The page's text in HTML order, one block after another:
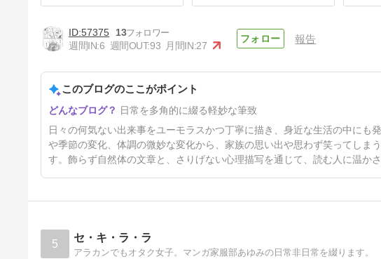
普通の日記～ちょっとずつ仕事
再開～
14日前
57375
13
週間IN:6 週間OUT:93 月間IN:27
報告
このブログのここがポイント
日常を多角的に綴る軽妙な筆致
日々の何気ない出来事をユーモラスかつ丁寧に描き、身近な生活の中にも
や季節の変化、体調の微妙な変化から、家族の思い出や思わず笑ってしま
す。飾らず自然体の文章と、さりげない心理描写を通じて、読む人に温か
5 セ・キ・ラ・ラ
アラカンでもオタク女子。マンガ家服部あゆみの日常非日常を綴ります。